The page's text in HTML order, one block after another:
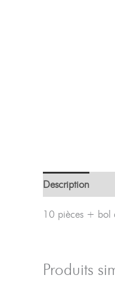
Description
10 pièces + bol
Produits